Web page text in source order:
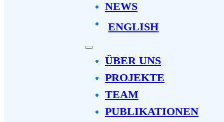
NEWS
ENGLISH
ÜBER UNS
PROJEKTE
TEAM
PUBLIKATIONEN